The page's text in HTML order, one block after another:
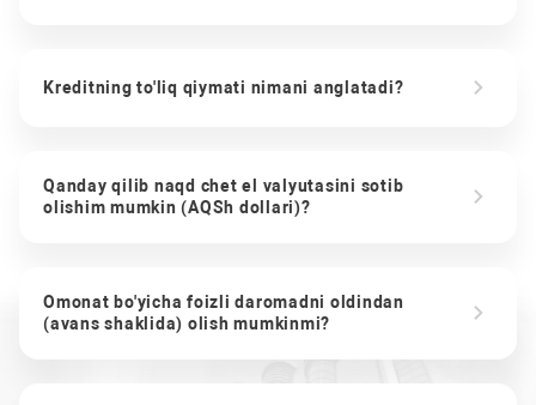
Kreditning to'liq qiymati nimani anglatadi?
Qanday qilib naqd chet el valyutasini sotib
olishim mumkin (AQSh dollari)?
Omonat bo'yicha foizli daromadni oldindan
(avans shaklida) olish mumkinmi?